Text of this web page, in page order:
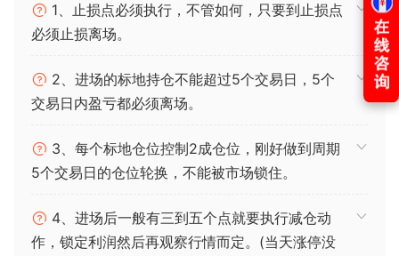
1、止损点必须执行，不管如何，只要到止损点
必须止损离场。
2、进场的标地持仓不能超过5个交易日，5个
交易日内盈亏都必须离场。
3、每个标地仓位控制2成仓位，刚好做到周期
5个交易日的仓位轮换，不能被市场锁住。
4、进场后一般有三到五个点就要执行减仓动
作，锁定利润然后再观察行情而定。(当天涨停没